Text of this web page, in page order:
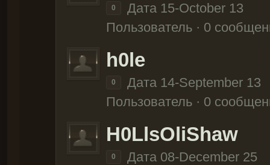
0
Дата 15-October 13
Пользователь · 0
h0le
0
Дата 14-September 13
Пользователь · 0
H0LlsOliShaw
0
Дата 08-December 25